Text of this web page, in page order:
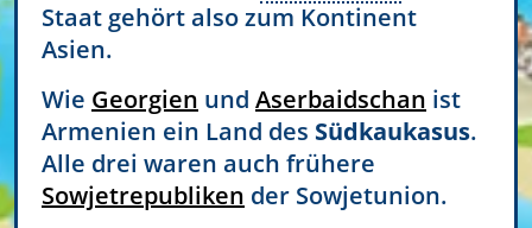
Staat gehört also zum Kontinent
Asien.
Wie Georgien und Aserbaidschan ist
Armenien ein Land des Südkaukasus.
Alle drei waren auch frühere
Sowjetrepubliken der Sowjetunion.